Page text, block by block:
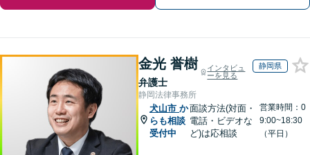
金光 誉樹
弁護士
インタビュ
ーを見る
静岡県
静岡法律事務所
犬山市 か
らも相談
受付中
面談方法(対面・
電話・ビデオな
ど)は応相談
営業時間：0
9:00~18:30
（平日）